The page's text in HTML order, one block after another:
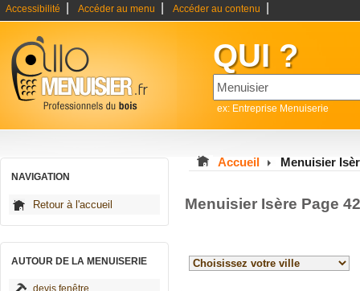
Accessibilité Accéder au menu Accéder au contenu
QUI ?
ex: Entreprise Menuiserie
NAVIGATION
Retour à l'accueil
AUTOUR DE LA MENUISERIE
devis fenêtre
Accueil Menuisier
Menuisier Isère Page 42